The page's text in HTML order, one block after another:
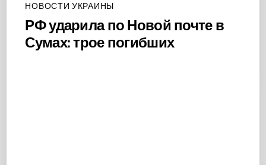
НОВОСТИ УКРАИНЫ
РФ ударила по Новой почте в
Сумах: трое погибших